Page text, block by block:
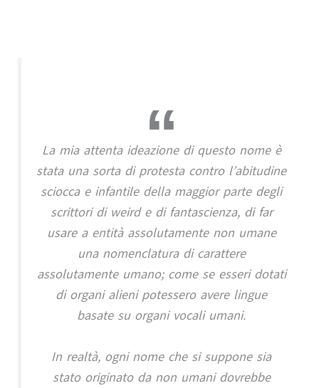
La mia attenta ideazione di questo nome è
stata una sorta di protesta contro l’abitudine
sciocca e infantile della maggior parte degli
scrittori di weird e di fantascienza, di far
usare a entità assolutamente non umane
una nomenclatura di carattere
assolutamente umano; come se esseri dotati
di organi alieni potessero avere lingue
basate su organi vocali umani.
In realtà, ogni nome che si suppone sia
stato originato da non umani dovrebbe